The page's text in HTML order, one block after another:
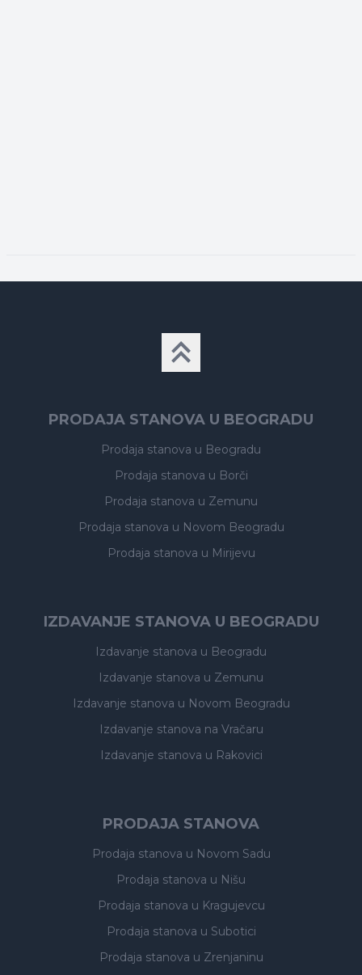
PRODAJA STANOVA U BEOGRADU
Prodaja stanova u Beogradu
Prodaja stanova u Borči
Prodaja stanova u Zemunu
Prodaja stanova u Novom Beogradu
Prodaja stanova u Mirijevu
IZDAVANJE STANOVA U BEOGRADU
Izdavanje stanova u Beogradu
Izdavanje stanova u Zemunu
Izdavanje stanova u Novom Beogradu
Izdavanje stanova na Vračaru
Izdavanje stanova u Rakovici
PRODAJA STANOVA
Prodaja stanova u Novom Sadu
Prodaja stanova u Nišu
Prodaja stanova u Kragujevcu
Prodaja stanova u Subotici
Prodaja stanova u Zrenjaninu